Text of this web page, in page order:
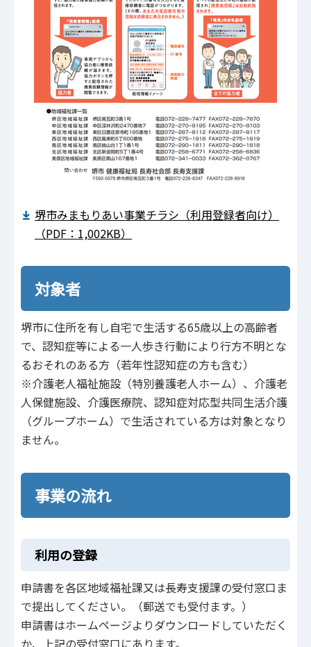
堺市みまもりあい事業チラシ（利用登録者向け）
（PDF：1,002KB）
対象者
堺市に住所を有し自宅で生活する65歳以上の高齢者
で、認知症等による一人歩き行動により行方不明とな
るおそれのある方（若年性認知症の方も含む）
※介護老人福祉施設（特別養護老人ホーム）、介護老
人保健施設、介護医療院、認知症対応型共同生活介護
（グループホーム）で生活されている方は対象となり
ません。
事業の流れ
利用の登録
申請書を各区地域福祉課又は長寿支援課の受付窓口ま
で提出してください。（郵送でも受付ます。）
申請書はホームページよりダウンロードしていただく
か、上記の受付窓口にあります。